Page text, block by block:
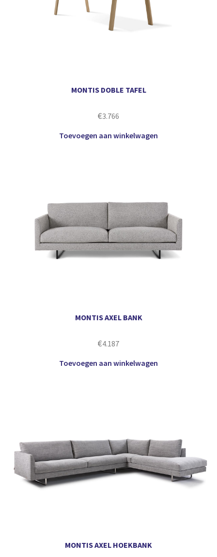
MONTIS DOBLE TAFEL
€3.766
Toevoegen aan winkelwagen
MONTIS AXEL BANK
€4.187
Toevoegen aan winkelwagen
MONTIS AXEL HOEKBANK